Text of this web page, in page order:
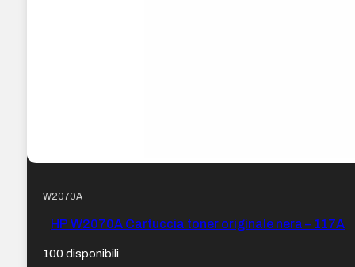
W2070A
HP W2070A Cartuccia toner originale nera – 117A
100 disponibili